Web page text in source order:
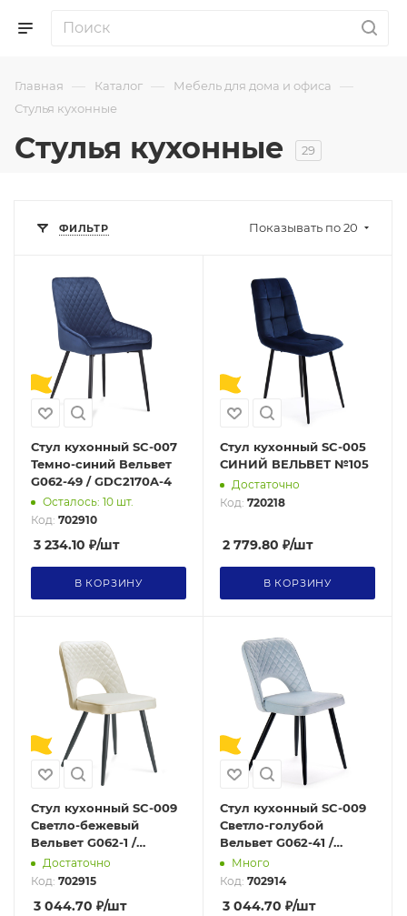
Главная — Каталог — Мебель для дома и офиса —
Стулья кухонные
Стулья кухонные 29
ФИЛЬТР Показывать по 20
Стул кухонный SC-007
Темно-синий Вельвет
G062-49 / GDC2170A-4
Осталось: 10 шт.
Код: 702910
3 234.10 ₽/шт
В КОРЗИНУ
Стул кухонный SC-005
СИНИЙ ВЕЛЬВЕТ №105
Достаточно
Код: 720218
2 779.80 ₽/шт
В КОРЗИНУ
Стул кухонный SC-009
Светло-бежевый
Вельвет G062-1 /
GDC7109A-5 /уп 2/
Достаточно
Код: 702915
3 044.70 ₽/шт
Стул кухонный SC-009
Светло-голубой
Вельвет G062-41 /
GDC7109A-4 /уп 2/
Много
Код: 702914
3 044.70 ₽/шт